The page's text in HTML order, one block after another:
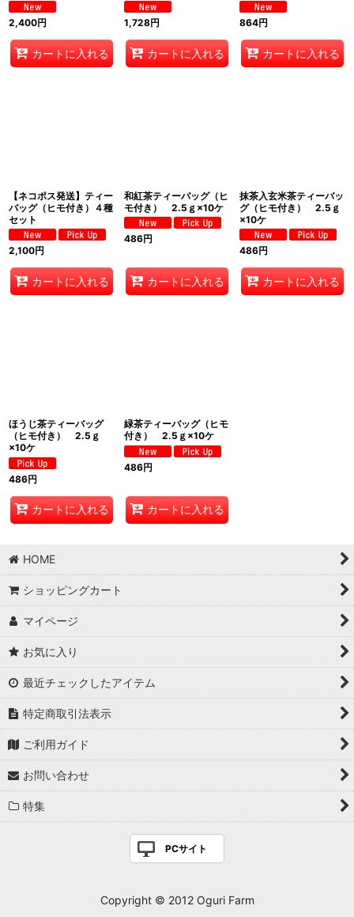
2,400円
カートに入れる
1,728円
カートに入れる
864円
カートに入れる
【ネコポス発送】ティー
バッグ（ヒモ付き）４種
セット
2,100円
カートに入れる
和紅茶ティーバッグ（ヒ
モ付き） 2.5ｇ×10ケ
486円
カートに入れる
抹茶入玄米茶ティーバッ
グ（ヒモ付き） 2.5ｇ
×10ケ
486円
カートに入れる
ほうじ茶ティーバッグ
（ヒモ付き） 2.5ｇ
×10ケ
486円
カートに入れる
緑茶ティーバッグ（ヒモ
付き） 2.5ｇ×10ケ
486円
カートに入れる
HOME
ショッピングカート
マイページ
お気に入り
最近チェックしたアイテム
特定商取引法表示
ご利用ガイド
お問い合わせ
特集
PCサイト
Copyright © 2012 Oguri Farm